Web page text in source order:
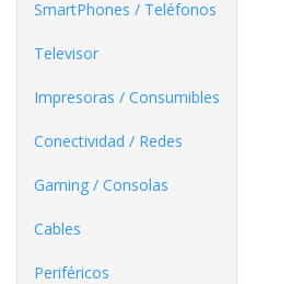
SmartPhones / Teléfonos
Televisor
Impresoras / Consumibles
Conectividad / Redes
Gaming / Consolas
Cables
Periféricos